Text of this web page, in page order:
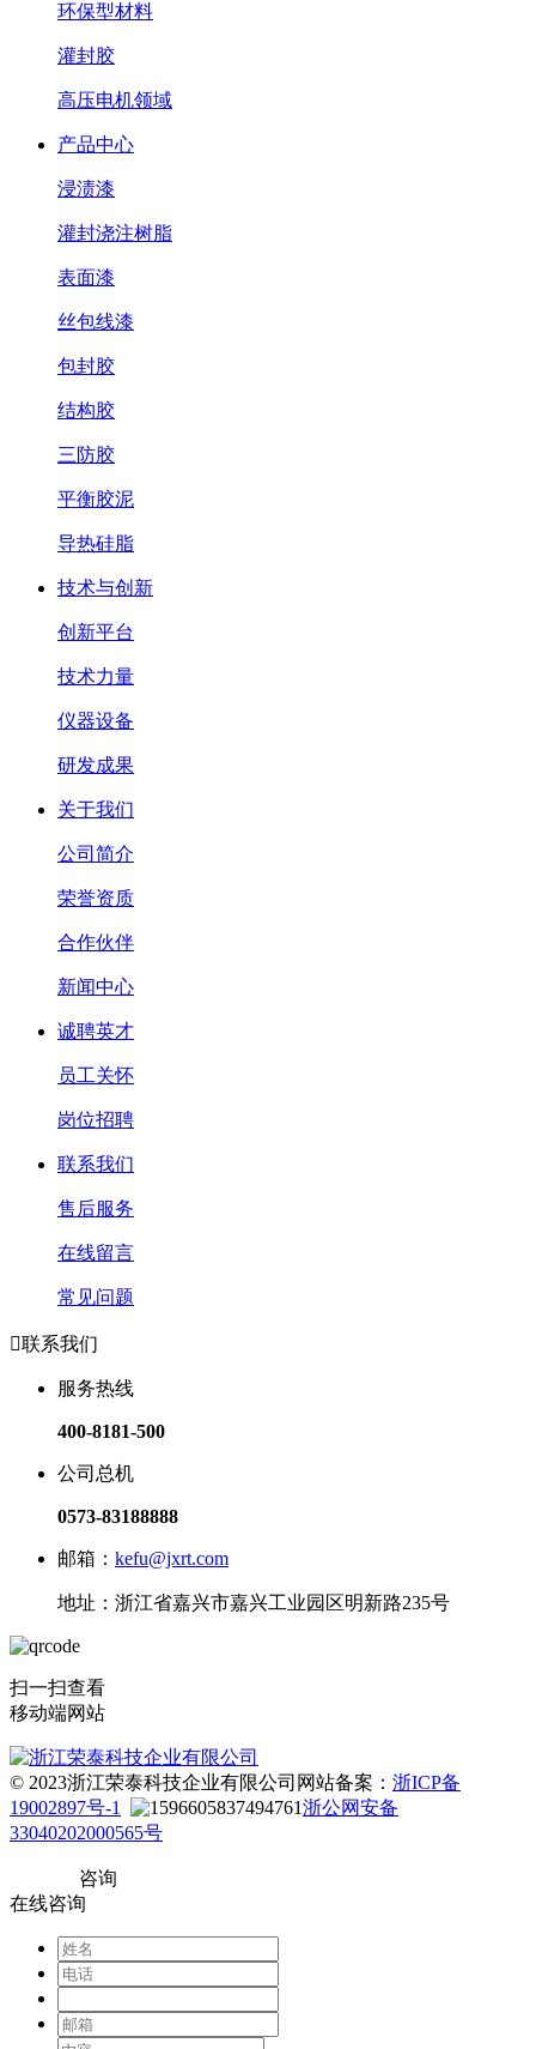
环保型材料
灌封胶
高压电机领域
产品中心
浸渍漆
灌封浇注树脂
表面漆
丝包线漆
包封胶
结构胶
三防胶
平衡胶泥
导热硅脂
技术与创新
创新平台
技术力量
仪器设备
研发成果
关于我们
公司简介
荣誉资质
合作伙伴
新闻中心
诚聘英才
员工关怀
岗位招聘
联系我们
售后服务
在线留言
常见问题
联系我们
服务热线
400-8181-500
公司总机
0573-83188888
邮箱： kefu@jxrt.com
地址：浙江省嘉兴市嘉兴工业园区明新路235号
扫一扫查看
移动端网站
© 2023浙江荣泰科技企业有限公司 网站备案： 浙ICP备
19002897号-1
浙公网安备
33040202000565号
咨询
在线咨询